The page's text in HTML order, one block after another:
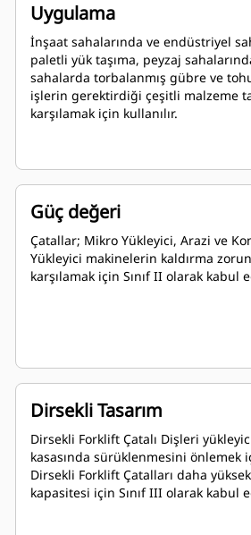
Uygulama
İnşaat sahalarında ve endüstriyel
paletli yük taşıma, peyzaj
sahalarda torbalanmış gübre ve
işlerin gerektirdiği çeşitli malzeme
karşılamak için kullanılır.
Güç değeri
Çatallar; Mikro Yükleyici, Arazi ve
Yükleyici makinelerin kaldırma
karşılamak için Sınıf II olarak kabul
Dirsekli Tasarım
Dirsekli Forklift Çatalı Dişleri
kasasında sürüklenmesini önlemek
Dirsekli Forklift Çatalları daha
kapasitesi için Sınıf III olarak kabul